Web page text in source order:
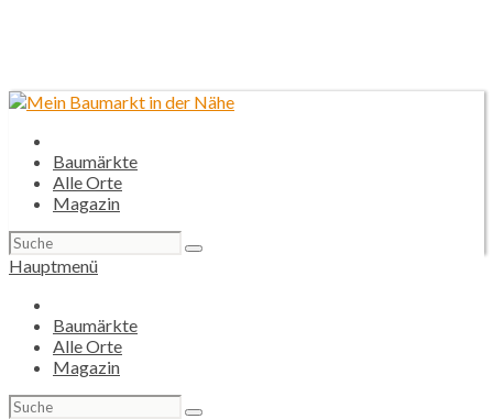
Baumärkte
Alle Orte
Magazin
Suchen
nach:
Hauptmenü
Baumärkte
Alle Orte
Magazin
Suchen